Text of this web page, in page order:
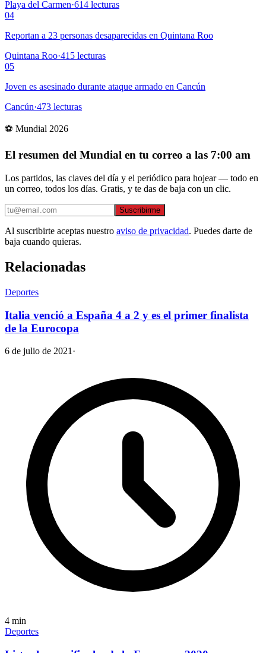
Playa del Carmen·614 lecturas
04
Reportan a 23 personas desaparecidas en Quintana Roo
Quintana Roo·415 lecturas
05
Joven es asesinado durante ataque armado en Cancún
Cancún·473 lecturas
⚽ Mundial 2026
El resumen del Mundial en tu correo a las 7:00 am
Los partidos, las claves del día y el periódico para hojear — todo en
un correo, todos los días. Gratis, y te das de baja con un clic.
Suscribirme
Al suscribirte aceptas nuestro aviso de privacidad. Puedes darte de
baja cuando quieras.
Relacionadas
Deportes
Italia venció a España 4 a 2 y es el primer finalista
de la Eurocopa
6 de julio de 2021 ·
4 min
Deportes